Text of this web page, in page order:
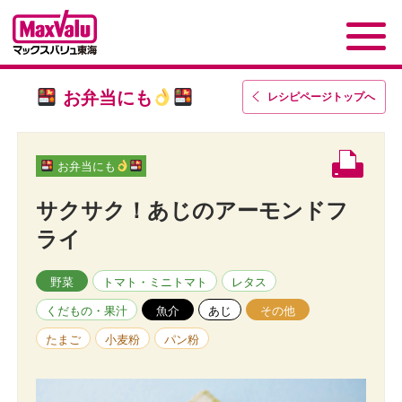
レシピページトップへ
お弁当にも
お弁当にも
サクサク！あじのアーモンドフ
ライ
野菜 トマト・ミニトマト レタス
くだもの・果汁 魚介 あじ その他
たまご 小麦粉 パン粉